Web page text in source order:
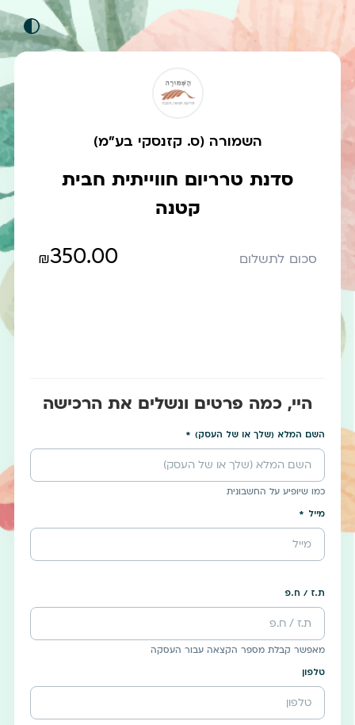
השמורה (ס. קזנסקי בע"מ)
סדנת טרריום חווייתית חבית
קטנה
סכום לתשלום ₪350.00
היי, כמה פרטים ונשלים את הרכישה
השם המלא (שלך או של העסק)
כמו שיופיע על החשבונית
מייל
ת.ז / ח.פ
מאפשר קבלת מספר הקצאה עבור העסקה
טלפון